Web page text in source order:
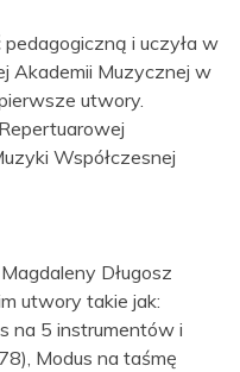
i uczyła w
Akademii Muzycznej w
utwory.
Współczesnej
Długosz
utwory takie jak:
na 5 instrumentów i
Modus na taśmę